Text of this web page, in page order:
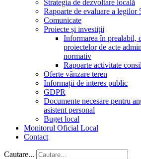
Strategia de dezvoltare locală
Rapoarte de evaluare a legilor
Comunicate
Proiecte și investiții
Informarea în prealabil,
proiectelor de acte
normativ
Rapoarte activitate
Oferte vânzare teren
Informații de interes public
GDPR
Documente necesare pentru
asistent personal
Buget local
Monitorul Oficial Local
Contact
Cautare...